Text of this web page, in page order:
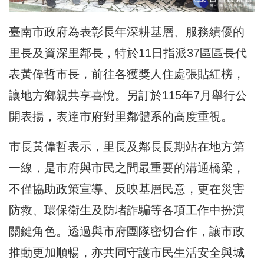
臺南市政府為表彰長年深耕基層、服務績優的
里長及資深里鄰長，特於11日指派37區區長代
表黃偉哲市長，前往各獲獎人住處張貼紅榜，
讓地方鄉親共享喜悅。另訂於115年7月舉行公
開表揚，表達市府對里鄰體系的高度重視。
市長黃偉哲表示，里長及鄰長長期站在地方第
一線，是市府與市民之間最重要的溝通橋梁，
不僅協助政策宣導、反映基層民意，更在災害
防救、環保衛生及防堵詐騙等各項工作中扮演
關鍵角色。透過與市府團隊密切合作，讓市政
推動更加順暢，亦共同守護市民生活安全與城